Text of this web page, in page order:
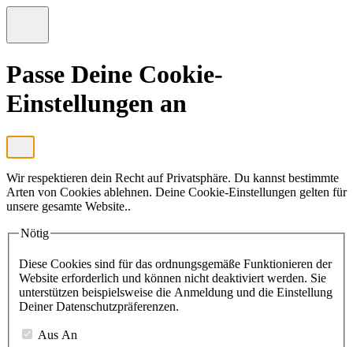
Passe Deine Cookie-
Einstellungen an
Wir respektieren dein Recht auf Privatsphäre. Du kannst bestimmte
Arten von Cookies ablehnen. Deine Cookie-Einstellungen gelten für
unsere gesamte Website..
Nötig
Diese Cookies sind für das ordnungsgemäße Funktionieren der
Website erforderlich und können nicht deaktiviert werden. Sie
unterstützen beispielsweise die Anmeldung und die Einstellung
Deiner Datenschutzpräferenzen.
Aus An